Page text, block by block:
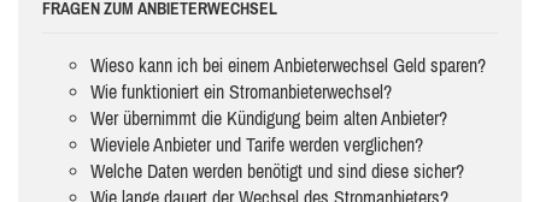
FRAGEN ZUM ANBIETERWECHSEL
Wieso kann ich bei einem Anbieterwechsel Geld sparen?
Wie funktioniert ein Stromanbieterwechsel?
Wer übernimmt die Kündigung beim alten Anbieter?
Wieviele Anbieter und Tarife werden verglichen?
Welche Daten werden benötigt und sind diese sicher?
Wie lange dauert der Wechsel des Stromanbieters?